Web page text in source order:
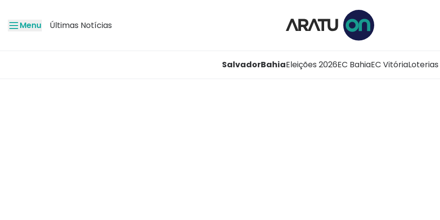
Menu Últimas Notícias
SalvadorBahiaEleições 2026EC BahiaEC VitóriaLoterias